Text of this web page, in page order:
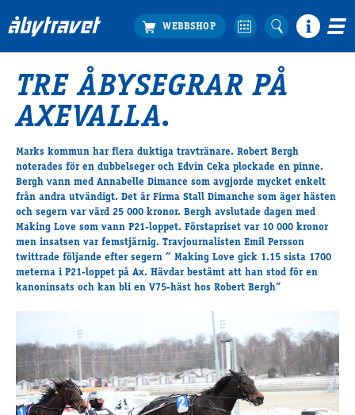
Köp biljett
Travprogrammet
Bra att veta
Restauranger
Catering by Lyon
Hotell nära oss
Nybörjar­guide
Presentkort
Tävlingsdagar
Travkonferens
Exponering & värdskap
Aktiviteter
TRE ÅBYSEGRAR PÅ
AXEVALLA.
Marks kommun har flera duktiga travtränare. Robert Bergh
noterades för en dubbelseger och Edvin Ceka plockade en pinne.
Bergh vann med Annabelle Dimance som avgjorde mycket enkelt
från andra utvändigt. Det är Firma Stall Dimanche som äger hästen
och segern var värd 25 000 kronor. Bergh avslutade dagen med
Making Love som vann P21-loppet. Förstapriset var 10 000 kronor
men insatsen var femstjärnig. Travjournalisten Emil Persson
twittrade följande efter segern ” Making Love gick 1.15 sista 1700
meterna i P21-loppet på Ax. Hävdar bestämt att han stod för en
kanoninsats och kan bli en V75-häst hos Robert Bergh”